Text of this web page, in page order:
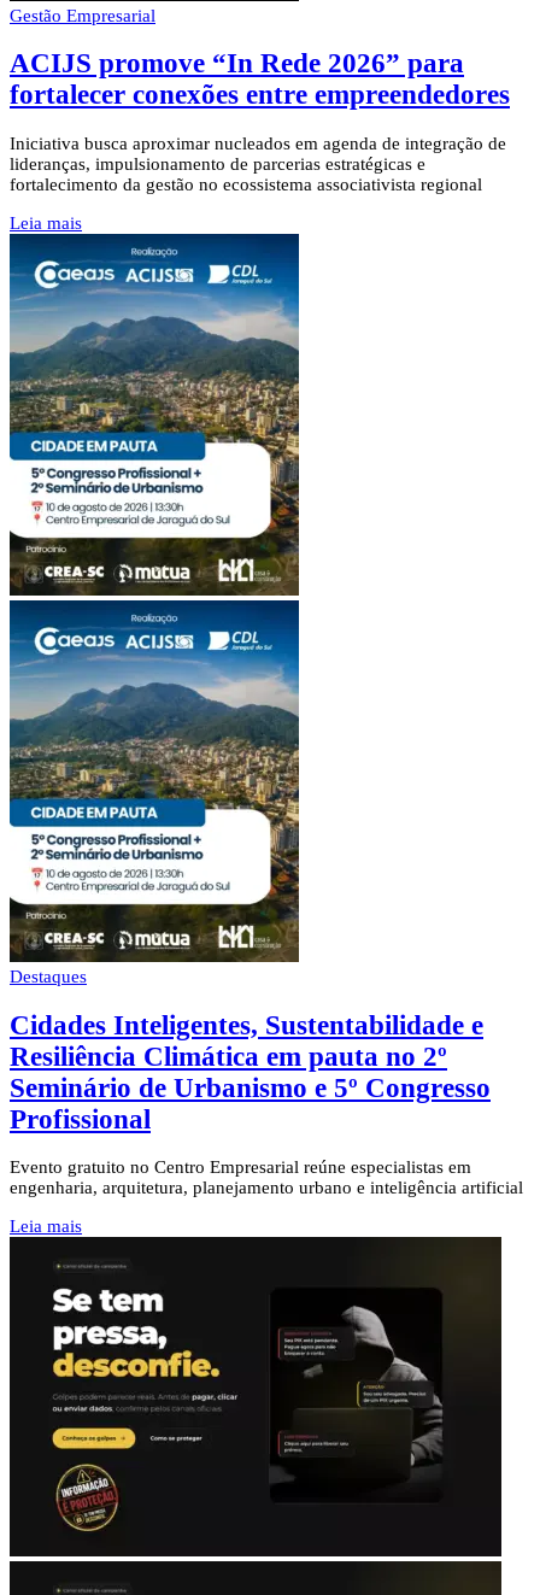
Gestão Empresarial
ACIJS promove “In Rede 2026” para
fortalecer conexões entre empreendedores
Iniciativa busca aproximar nucleados em agenda de integração de
lideranças, impulsionamento de parcerias estratégicas e
fortalecimento da gestão no ecossistema associativista regional
Leia mais
Destaques
Cidades Inteligentes, Sustentabilidade e
Resiliência Climática em pauta no 2º
Seminário de Urbanismo e 5º Congresso
Profissional
Evento gratuito no Centro Empresarial reúne especialistas em
engenharia, arquitetura, planejamento urbano e inteligência artificial
Leia mais